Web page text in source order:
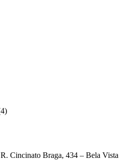
R. Cincinato Braga, 434 – Bela Vista